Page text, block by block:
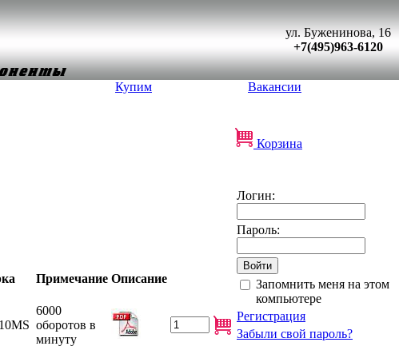
ул. Буженинова, 16
+7(495)963-6120
Купим Вакансии
Корзина
Примечание Описание
6000
оборотов в
минуту
Логин:
Пароль:
Запомнить меня на этом
компьютере
Регистрация
Забыли свой пароль?